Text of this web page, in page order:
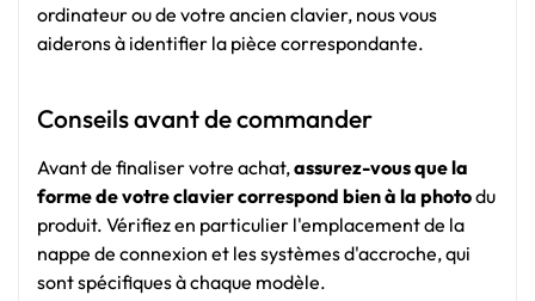
ordinateur ou de votre ancien clavier, nous vous
aiderons à identifier la pièce correspondante.
Conseils avant de commander
Avant de finaliser votre achat,assurez-vous que la
forme de votre clavier correspond bien à la photodu
produit. Vérifiez en particulier l'emplacement de la
nappe de connexion et les systèmes d'accroche, qui
sont spécifiques à chaque modèle.